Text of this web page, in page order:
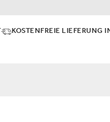
KOSTENFREIE LIEFERUNG